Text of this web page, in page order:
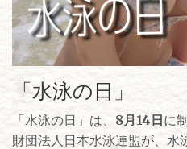
「水泳の日」
「水泳の日」は、 8月14日 に
財団法人日本水泳連盟が、水